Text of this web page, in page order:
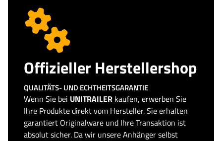
Offizieller Herstellershop
QUALITÄTS- UND ECHTHEITSGARANTIE
Wenn Sie bei UNITRAILER kaufen, erwerben Sie
Ihre Produkte direkt vom Hersteller. Sie erhalten
garantiert Originalware und Ihre Transaktion ist
absolut sicher. Da wir unsere Anhänger selbst